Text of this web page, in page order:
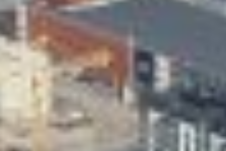
Mämminiemi
Taideapteekki
Kirjasto
Valon Kaupunki